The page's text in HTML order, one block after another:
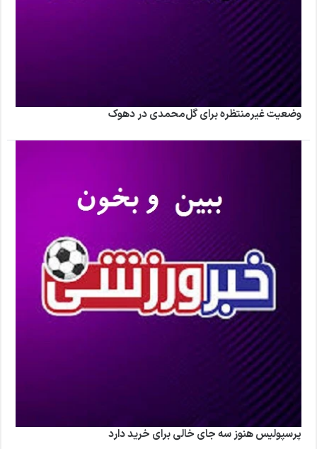
وضعیت غیرمنتظره برای گل‌محمدی در دهوک
پرسپولیس هنوز سه جای خالی برای خرید دارد